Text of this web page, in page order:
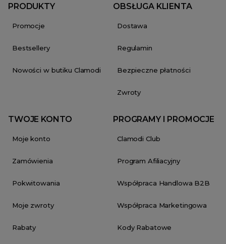
PRODUKTY
Promocje
Bestsellery
Nowości w butiku Clamodi
OBSŁUGA KLIENTA
Dostawa
Regulamin
Bezpieczne płatności
Zwroty
TWOJE KONTO
Moje konto
Zamówienia
Pokwitowania
Moje zwroty
Rabaty
PROGRAMY I PROMOCJE
Clamodi Club
Program Afiliacyjny
Współpraca Handlowa B2B
Współpraca Marketingowa
Kody Rabatowe